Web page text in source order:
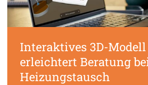
Interaktives 3D-Modell
erleichtert Beratung
Heizungstausch